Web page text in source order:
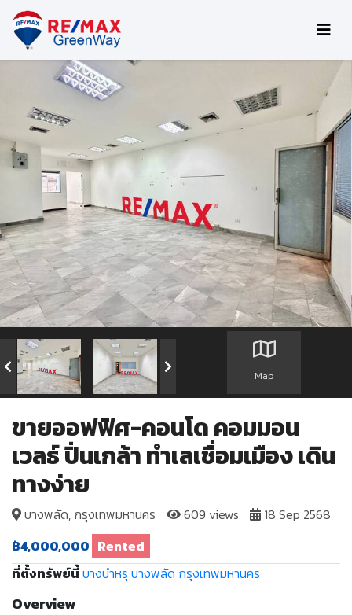
Map
ขายออฟฟิศ-คอนโด คอมมอน
เวลธ์ ปิ่นเกล้า ทำเลเชื่อมเมือง เดิน
ทางง่าย
บางพลัด, กรุงเทพมหานคร 609 views
18 Sep 2568
฿4,000,000 Rented
ที่ตั้งทรัพย์นี้บางบำหรุ บางพลัด กรุงเทพมหานคร
Overview